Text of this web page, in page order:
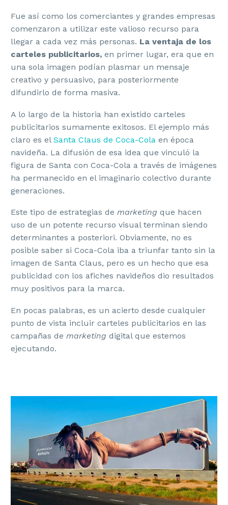
Fue así como los comerciantes y grandes empresas
comenzaron a utilizar este valioso recurso para
llegar a cada vez más personas. La ventaja de los
carteles publicitarios, en primer lugar, era que en
una sola imagen podían plasmar un mensaje
creativo y persuasivo, para posteriormente
difundirlo de forma masiva.
A lo largo de la historia han existido carteles
publicitarios sumamente exitosos. El ejemplo más
claro es el Santa Claus de Coca-Cola en época
navideña. La difusión de esa idea que vinculó la
figura de Santa con Coca-Cola a través de imágenes
ha permanecido en el imaginario colectivo durante
generaciones.
Este tipo de estrategias de marketing que hacen
uso de un potente recurso visual terminan siendo
determinantes a posteriori. Obviamente, no es
posible saber si Coca-Cola iba a triunfar tanto sin la
imagen de Santa Claus, pero es un hecho que esa
publicidad con los afiches navideños dio resultados
muy positivos para la marca.
En pocas palabras, es un acierto desde cualquier
punto de vista incluir carteles publicitarios en las
campañas de marketing digital que estemos
ejecutando.